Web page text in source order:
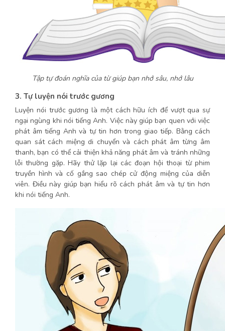
Tập tự đoán nghĩa của từ giúp bạn nhớ sâu, nhớ lâu
3. Tự luyện nói trước gương
Luyện nói trước gương là một cách hữu ích để vượt qua sự
ngại ngùng khi nói tiếng Anh. Việc này giúp bạn quen với việc
phát âm tiếng Anh và tự tin hơn trong giao tiếp. Bằng cách
quan sát cách miệng di chuyển và cách phát âm từng âm
thanh, bạn có thể cải thiện khả năng phát âm và tránh những
lỗi thường gặp. Hãy thử lặp lại các đoạn hội thoại từ phim
truyền hình và cố gắng sao chép cử động miệng của diễn
viên. Điều này giúp bạn hiểu rõ cách phát âm và tự tin hơn
khi nói tiếng Anh.